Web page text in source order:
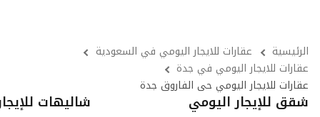
الرئيسية
عقارات للايجار اليومي في السعودية
عقارات للايجار اليومي في جدة
عقارات للايجار اليومي حى الفاروق جدة
شقق للإيجار اليومي شاليهات